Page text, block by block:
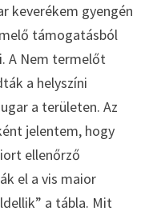
keverékem gyengén
támogatásból
A Nem termelőt
a helyszíni
a területen. Az
jelentem, hogy
ellenőrző
el a vis maior
a tábla. Mit